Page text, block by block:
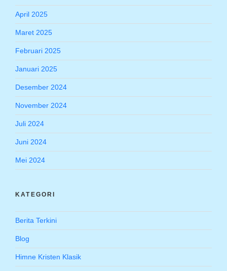
April 2025
Maret 2025
Februari 2025
Januari 2025
Desember 2024
November 2024
Juli 2024
Juni 2024
Mei 2024
KATEGORI
Berita Terkini
Blog
Himne Kristen Klasik